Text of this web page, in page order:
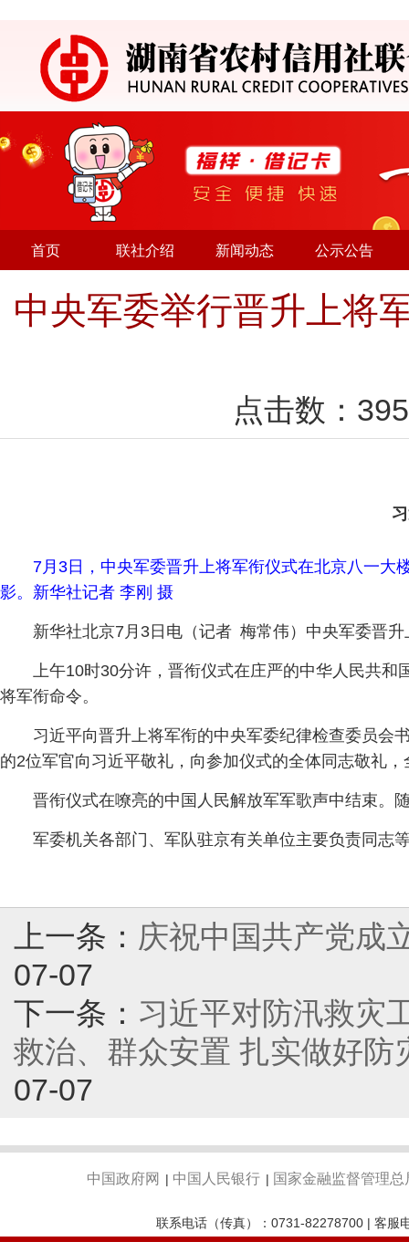
首页 联社介绍 新闻动态 公示公告
中央军委举行晋升上将
点击数： 395
7月3日，中央军委晋升上将军衔仪式在北京八一大
影。新华社记者 李刚 摄
新华社北京7月3日电（记者 梅常伟）中央军委晋
上午10时30分许，晋衔仪式在庄严的中华人民共
将军衔命令。
习近平向晋升上将军衔的中央军委纪律检查委员会
的2位军官向习近平敬礼，向参加仪式的全体同志敬礼
晋衔仪式在嘹亮的中国人民解放军军歌声中结束。
军委机关各部门、军队驻京有关单位主要负责同志
上一条： 庆祝中国共产党成
07-07
下一条： 习近平对防汛救灾
救治、群众安置 扎实做好
07-07
中国政府网 | 中国人民银行 | 国家金融监督管理总
联系电话（传真）：0731-82278700 | 客服